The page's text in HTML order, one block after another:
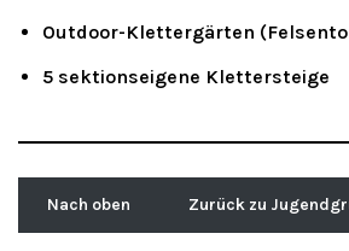
Outdoor-Klettergärten
5 sektionseigene Klettersteige
Nach oben Zurück zu